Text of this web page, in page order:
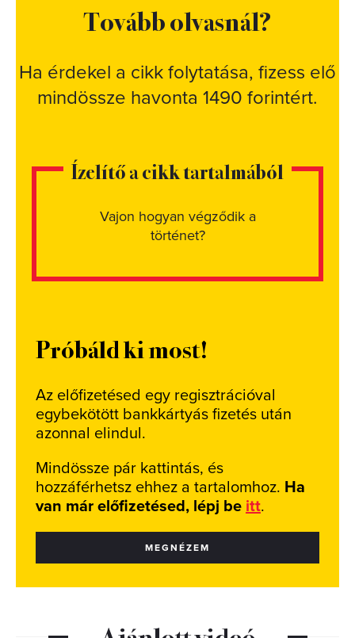
Tovább olvasnál?
Ha érdekel a cikk folytatása, fizess elő
mindössze havonta 1490 forintért.
Ízelítő a cikk tartalmából
Vajon hogyan végződik a
történet?
Próbáld ki most!
Az előfizetésed egy regisztrációval
egybekötött bankkártyás fizetés után
azonnal elindul.
Mindössze pár kattintás, és
hozzáférhetsz ehhez a tartalomhoz. Ha
van már előfizetésed, lépj be itt.
MEGNÉZEM